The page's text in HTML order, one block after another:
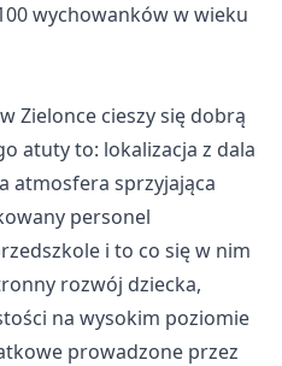
wychowanków w wieku
Zielonce cieszy się dobrą
atuty to: lokalizacja z dala
atmosfera sprzyjająca
personel
i to co się w nim
rozwój dziecka,
na wysokim poziomie
prowadzone przez